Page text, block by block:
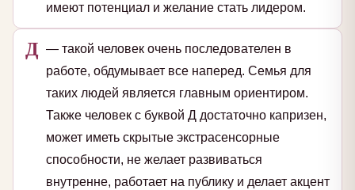
имеют потенциал и желание стать лидером.
Д — такой человек очень последователен в
работе, обдумывает все наперед. Семья для
таких людей является главным ориентиром.
Также человек с буквой Д достаточно капризен,
может иметь скрытые экстрасенсорные
способности, не желает развиваться
внутренне, работает на публику и делает акцент